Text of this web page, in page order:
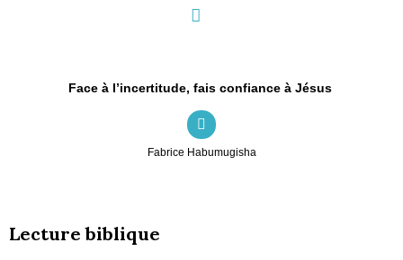
Face à l’incertitude, fais confiance à Jésus
Fabrice Habumugisha
Lecture biblique